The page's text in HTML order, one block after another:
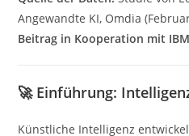
Angewandte KI, Omdia
Beitrag in Kooperation mit IBM
🚀 Einführung:
Künstliche Intelligenz